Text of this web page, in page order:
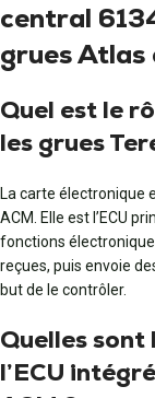
central
grues Atlas
Quel est le
les grues
La carte électronique
ACM. Elle est l’ECU
fonctions
reçues, puis envoie
but de le contrôler.
Quelles sont
l’ECU